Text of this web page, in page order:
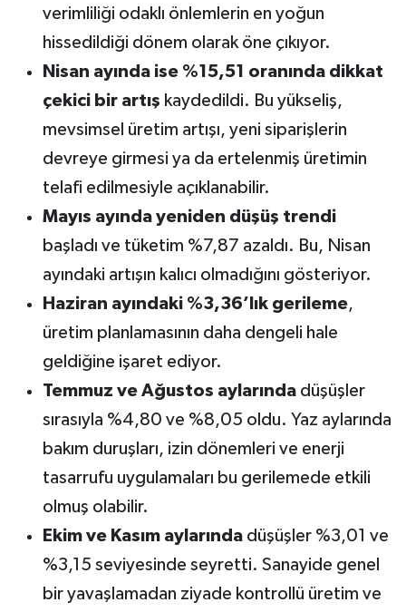
verimliliği odaklı önlemlerin en yoğun
hissedildiği dönem olarak öne çıkıyor.
Nisan ayında ise %15,51 oranında dikkat
çekici bir artış kaydedildi. Bu yükseliş,
mevsimsel üretim artışı, yeni siparişlerin
devreye girmesi ya da ertelenmiş üretimin
telafi edilmesiyle açıklanabilir.
Mayıs ayında yeniden düşüş trendi
başladı ve tüketim %7,87 azaldı. Bu, Nisan
ayındaki artışın kalıcı olmadığını gösteriyor.
Haziran ayındaki %3,36’lık gerileme,
üretim planlamasının daha dengeli hale
geldiğine işaret ediyor.
Temmuz ve Ağustos aylarındadüşüşler
sırasıyla %4,80 ve %8,05 oldu. Yaz aylarında
bakım duruşları, izin dönemleri ve enerji
tasarrufu uygulamaları bu gerilemede etkili
olmuş olabilir.
Ekim ve Kasım aylarındadüşüşler %3,01 ve
%3,15 seviyesinde seyretti. Sanayide genel
bir yavaşlamadan ziyade kontrollü üretim ve